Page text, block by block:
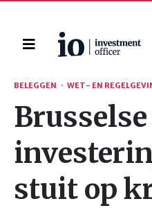
Home
Zoeken
BELEGGEN · WET- EN
stuit op